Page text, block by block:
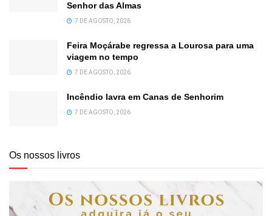
Senhor das Almas
7 DE AGOSTO, 2026
Feira Moçárabe regressa a Lourosa para uma
viagem no tempo
7 DE AGOSTO, 2026
Incêndio lavra em Canas de Senhorim
7 DE AGOSTO, 2026
Os nossos livros